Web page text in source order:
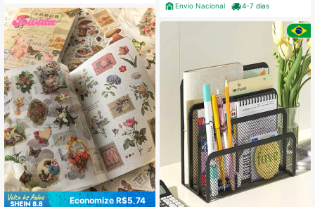
Economize R$5,74
Envio Nacional
4-7 dias